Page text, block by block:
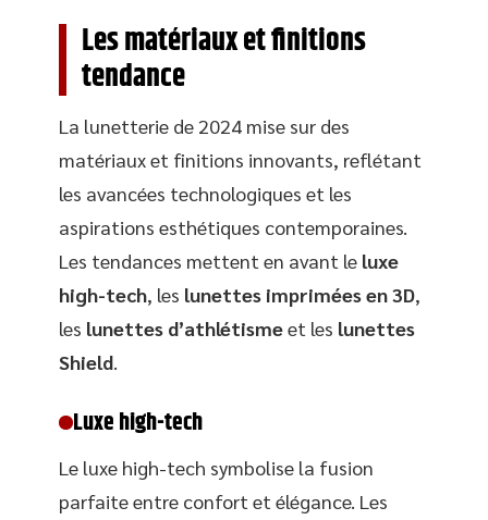
Les matériaux et finitions
tendance
La lunetterie de 2024 mise sur des
matériaux et finitions innovants, reflétant
les avancées technologiques et les
aspirations esthétiques contemporaines.
Les tendances mettent en avant le luxe
high-tech, les lunettes imprimées en 3D,
les lunettes d’athlétismeet les lunettes
Shield.
Luxe high-tech
Le luxe high-tech symbolise la fusion
parfaite entre confort et élégance. Les